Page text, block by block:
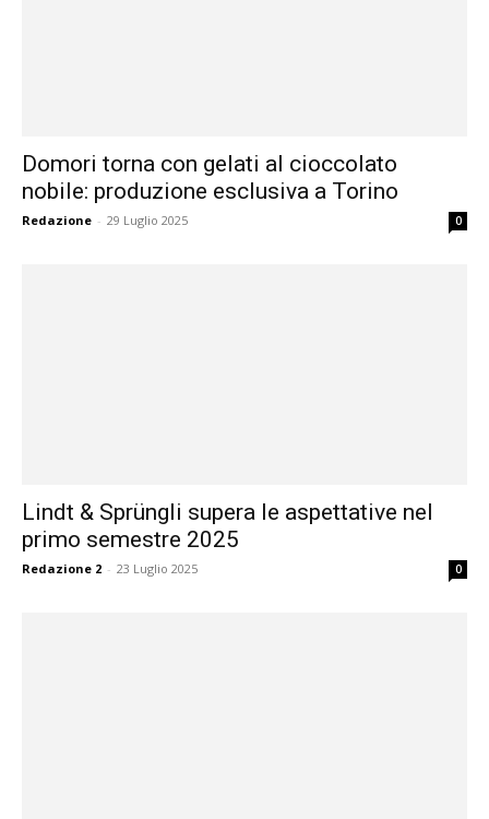
Domori torna con gelati al cioccolato
nobile: produzione esclusiva a Torino
Redazione - 29 Luglio 2025 0
Lindt & Sprüngli supera le aspettative nel
primo semestre 2025
Redazione 2 - 23 Luglio 2025 0